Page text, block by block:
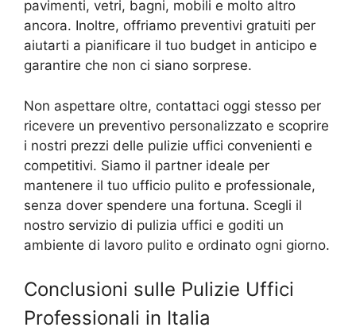
pavimenti, vetri, bagni, mobili e molto altro
ancora. Inoltre, offriamo preventivi gratuiti per
aiutarti a pianificare il tuo budget in anticipo e
garantire che non ci siano sorprese.
Non aspettare oltre, contattaci oggi stesso per
ricevere un preventivo personalizzato e scoprire
i nostri prezzi delle pulizie uffici convenienti e
competitivi. Siamo il partner ideale per
mantenere il tuo ufficio pulito e professionale,
senza dover spendere una fortuna. Scegli il
nostro servizio di pulizia uffici e goditi un
ambiente di lavoro pulito e ordinato ogni giorno.
Conclusioni sulle Pulizie Uffici
Professionali in Italia